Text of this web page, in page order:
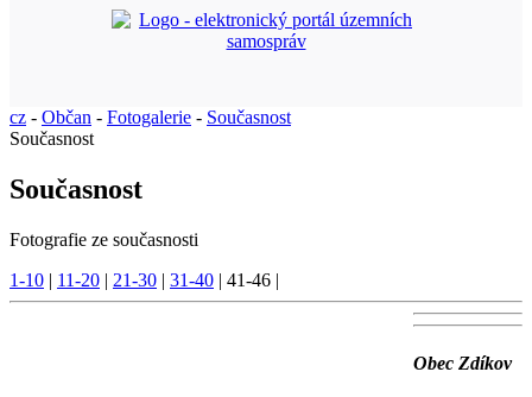
cz - Občan - Fotogalerie - Současnost
Současnost
Současnost
Fotografie ze současnosti
1-10 | 11-20 | 21-30 | 31-40 | 41-46 |
Obec Zdíkov